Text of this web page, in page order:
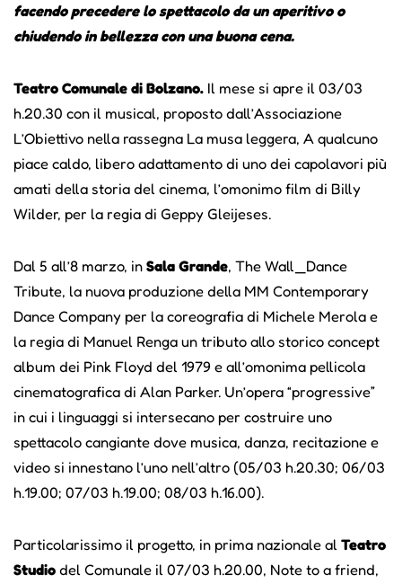
facendo precedere lo spettacolo da un aperitivo o
chiudendo in bellezza con una buona cena.
Teatro Comunale di Bolzano. Il mese si apre il 03/03
h.20.30 con il musical, proposto dall’Associazione
L’Obiettivo nella rassegna La musa leggera, A qualcuno
piace caldo, libero adattamento di uno dei capolavori più
amati della storia del cinema, l’omonimo film di Billy
Wilder, per la regia di Geppy Gleijeses.
Dal 5 all’8 marzo, in Sala Grande, The Wall_Dance
Tribute, la nuova produzione della MM Contemporary
Dance Company per la coreografia di Michele Merola e
la regia di Manuel Renga un tributo allo storico concept
album dei Pink Floyd del 1979 e all’omonima pellicola
cinematografica di Alan Parker. Un’opera “progressive”
in cui i linguaggi si intersecano per costruire uno
spettacolo cangiante dove musica, danza, recitazione e
video si innestano l’uno nell’altro (05/03 h.20.30; 06/03
h.19.00; 07/03 h.19.00; 08/03 h.16.00).
Particolarissimo il progetto, in prima nazionale al Teatro
Studio del Comunale il 07/03 h.20.00, Note to a friend,